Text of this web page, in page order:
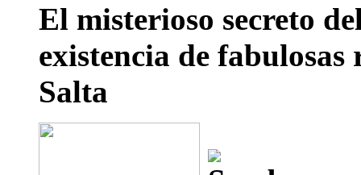
El misterioso secreto
existencia de
Salta